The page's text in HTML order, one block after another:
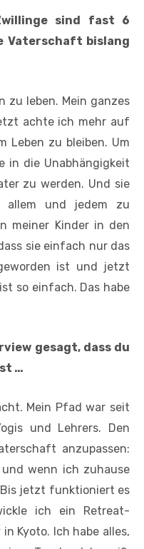
sind fast 6
Vaterschaft bislang
zu leben. Mein ganzes
achte ich mehr auf
Leben zu bleiben. Um
in die Unabhängigkeit
zu werden. Und sie
allem und jedem zu
meiner Kinder in den
sie einfach nur das
ist und jetzt
so einfach. Das habe
gesagt, dass du
…
Mein Pfad war seit
und Lehrers. Den
anzupassen:
wenn ich zuhause
jetzt funktioniert es
ich ein Retreat-
Kyoto. Ich habe alles,